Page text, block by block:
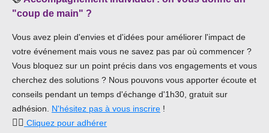
"coup de main" ?
Vous avez plein d'envies et d'idées pour améliorer l'impact de
votre événement mais vous ne savez pas par où commencer ?
Vous bloquez sur un point précis dans vos engagements et vous
cherchez des solutions ? Nous pouvons vous apporter écoute et
conseils pendant un temps d'échange d'1h30, gratuit sur
adhésion. N'hésitez pas à vous inscrire !
👉🏿 Cliquez pour adhérer